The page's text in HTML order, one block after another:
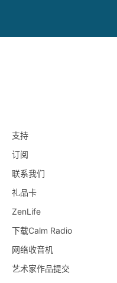
支持
订阅
联系我们
礼品卡
ZenLife
下载Calm Radio
网络收音机
艺术家作品提交